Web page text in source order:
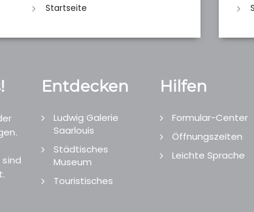
Startseite
Entdecken
Ludwig Galerie
Saarlouis
Städtisches
Museum
Touristisches
Hilfen
Formular-Center
Öffnungszeiten
Leichte Sprache